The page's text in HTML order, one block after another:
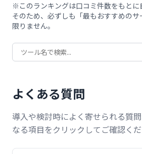
※このランキングは口コミ件数をもとに
そのため、必ずしも「最もおすすめの
限りません。
よくある質問
導入や検討時によく寄せられる質
なる項目をクリックしてご確認くだ